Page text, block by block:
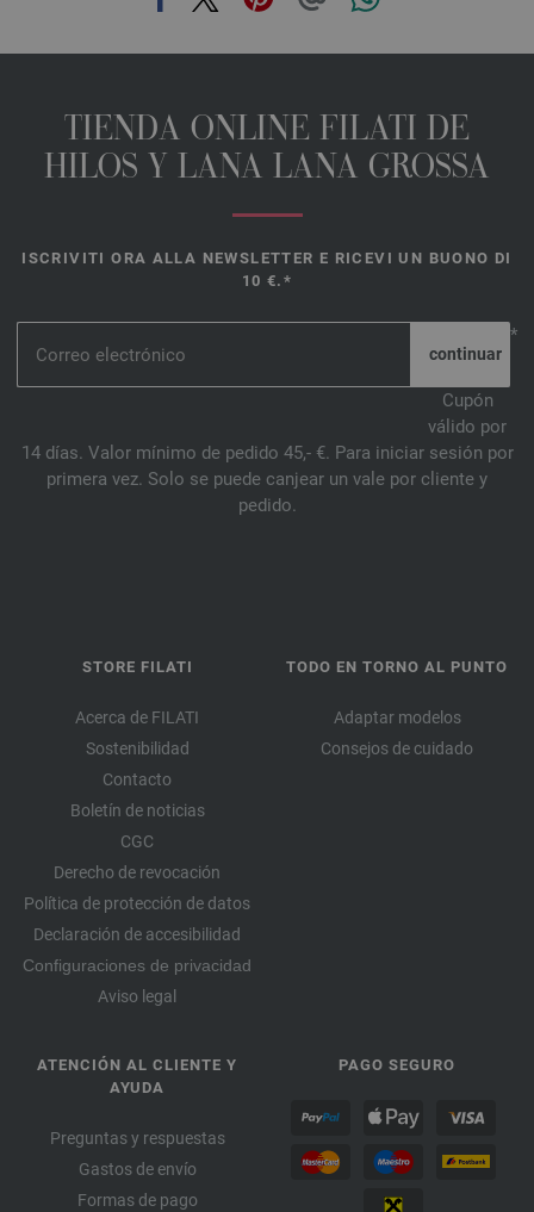
TIENDA ONLINE FILATI DE
HILOS Y LANA LANA GROSSA
ISCRIVITI ORA ALLA NEWSLETTER E RICEVI UN BUONO DI
10 €.*
*
Cupón
válido por
14 días. Valor mínimo de pedido 45,- €. Para iniciar sesión por
primera vez. Solo se puede canjear un vale por cliente y
pedido.
STORE FILATI
Acerca de FILATI
Sostenibilidad
Contacto
Boletín de noticias
CGC
Derecho de revocación
Política de protección de datos
Declaración de accesibilidad
Configuraciones de privacidad
Aviso legal
TODO EN TORNO AL PUNTO
Adaptar modelos
Consejos de cuidado
ATENCIÓN AL CLIENTE Y
AYUDA
Preguntas y respuestas
Gastos de envío
Formas de pago
PAGO SEGURO